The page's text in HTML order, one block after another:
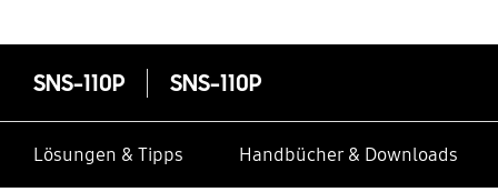
SNS-110P SNS-110P
Lösungen & Tipps Handbücher & Downloads